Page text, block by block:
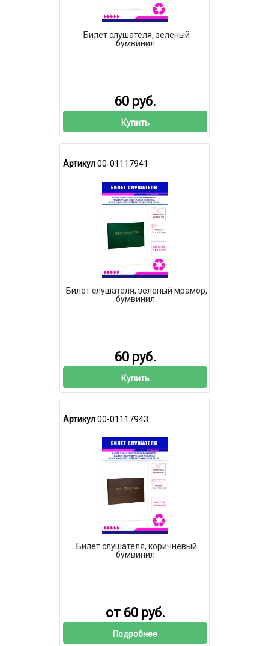
Билет слушателя, зеленый
бумвинил
60 руб.
Купить
Артикул00-01117941
Билет слушателя, зеленый мрамор,
бумвинил
60 руб.
Купить
Артикул00-01117943
Билет слушателя, коричневый
бумвинил
от 60 руб.
Подробнее